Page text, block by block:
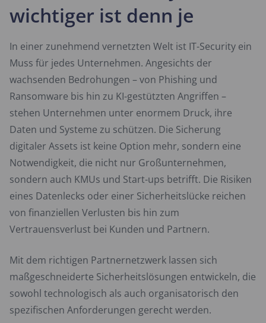
wichtiger ist denn je
In einer zunehmend vernetzten Welt ist IT-Security ein
Muss für jedes Unternehmen. Angesichts der
wachsenden Bedrohungen – von Phishing und
Ransomware bis hin zu KI-gestützten Angriffen –
stehen Unternehmen unter enormem Druck, ihre
Daten und Systeme zu schützen. Die Sicherung
digitaler Assets ist keine Option mehr, sondern eine
Notwendigkeit, die nicht nur Großunternehmen,
sondern auch KMUs und Start-ups betrifft. Die Risiken
eines Datenlecks oder einer Sicherheitslücke reichen
von finanziellen Verlusten bis hin zum
Vertrauensverlust bei Kunden und Partnern.
Mit dem richtigen Partnernetzwerk lassen sich
maßgeschneiderte Sicherheitslösungen entwickeln, die
sowohl technologisch als auch organisatorisch den
spezifischen Anforderungen gerecht werden.